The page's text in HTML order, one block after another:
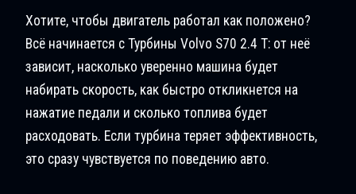
Хотите, чтобы двигатель работал как положено?
Всё начинается с Турбины Volvo S70 2.4 T: от неё
зависит, насколько уверенно машина будет
набирать скорость, как быстро откликнется на
нажатие педали и сколько топлива будет
расходовать. Если турбина теряет эффективность,
это сразу чувствуется по поведению авто.